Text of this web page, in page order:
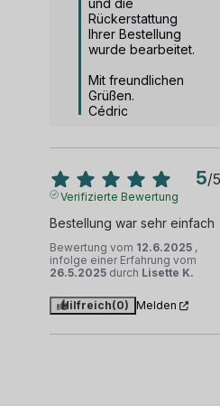
und die
Rückerstattung
Ihrer Bestellung
wurde bearbeitet.
Mit freundlichen
Grüßen.
Cédric
5/5
Verifizierte Bewertung
Bestellung war sehr einfach
Bewertung vom 12.6.2025 ,
infolge einer Erfahrung vom
26.5.2025 durch Lisette K.
Hilfreich(0) Melden